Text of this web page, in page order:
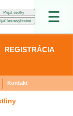
☰
Kontakt
REGISTRÁCIA